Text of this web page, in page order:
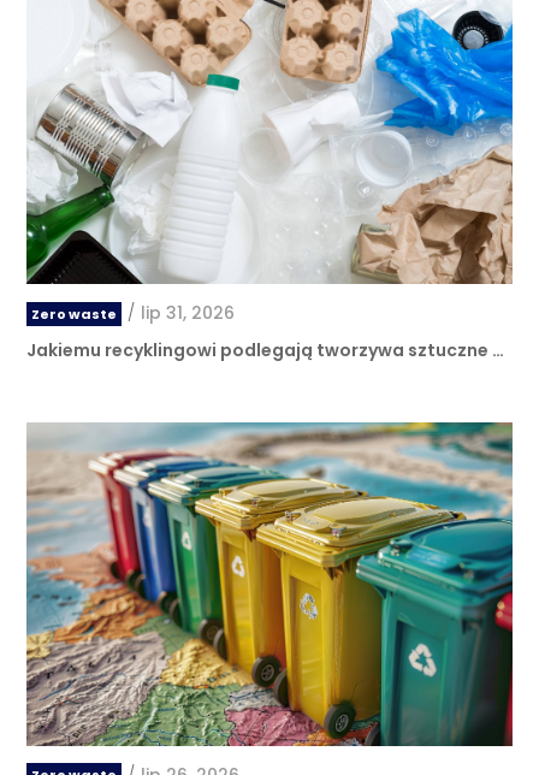
Zero waste / lip 31, 2026
Jakiemu recyklingowi podlegają tworzywa sztuczne …